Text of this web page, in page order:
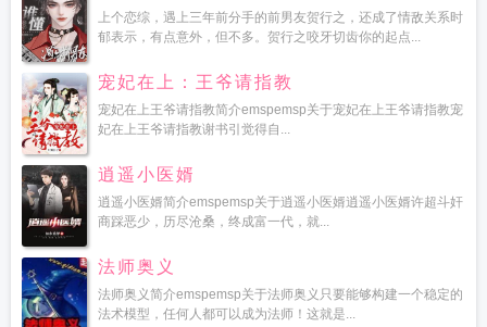
上个恋综，遇上三年前分手的前男友贺行之，还成了情敌关系时
郁表示，有点意外，但不多。贺行之咬牙切齿你的起点...
宠妃在上：王爷请指教
宠妃在上王爷请指教简介emspemsp关于宠妃在上王爷请指教宠
妃在上王爷请指教谢书引觉得自...
逍遥小医婿
逍遥小医婿简介emspemsp关于逍遥小医婿逍遥小医婿许超斗奸
商踩恶少，历尽沧桑，终成富一代，就...
法师奥义
法师奥义简介emspemsp关于法师奥义只要能够构建一个稳定的
法术模型，任何人都可以成为法师！这就是...